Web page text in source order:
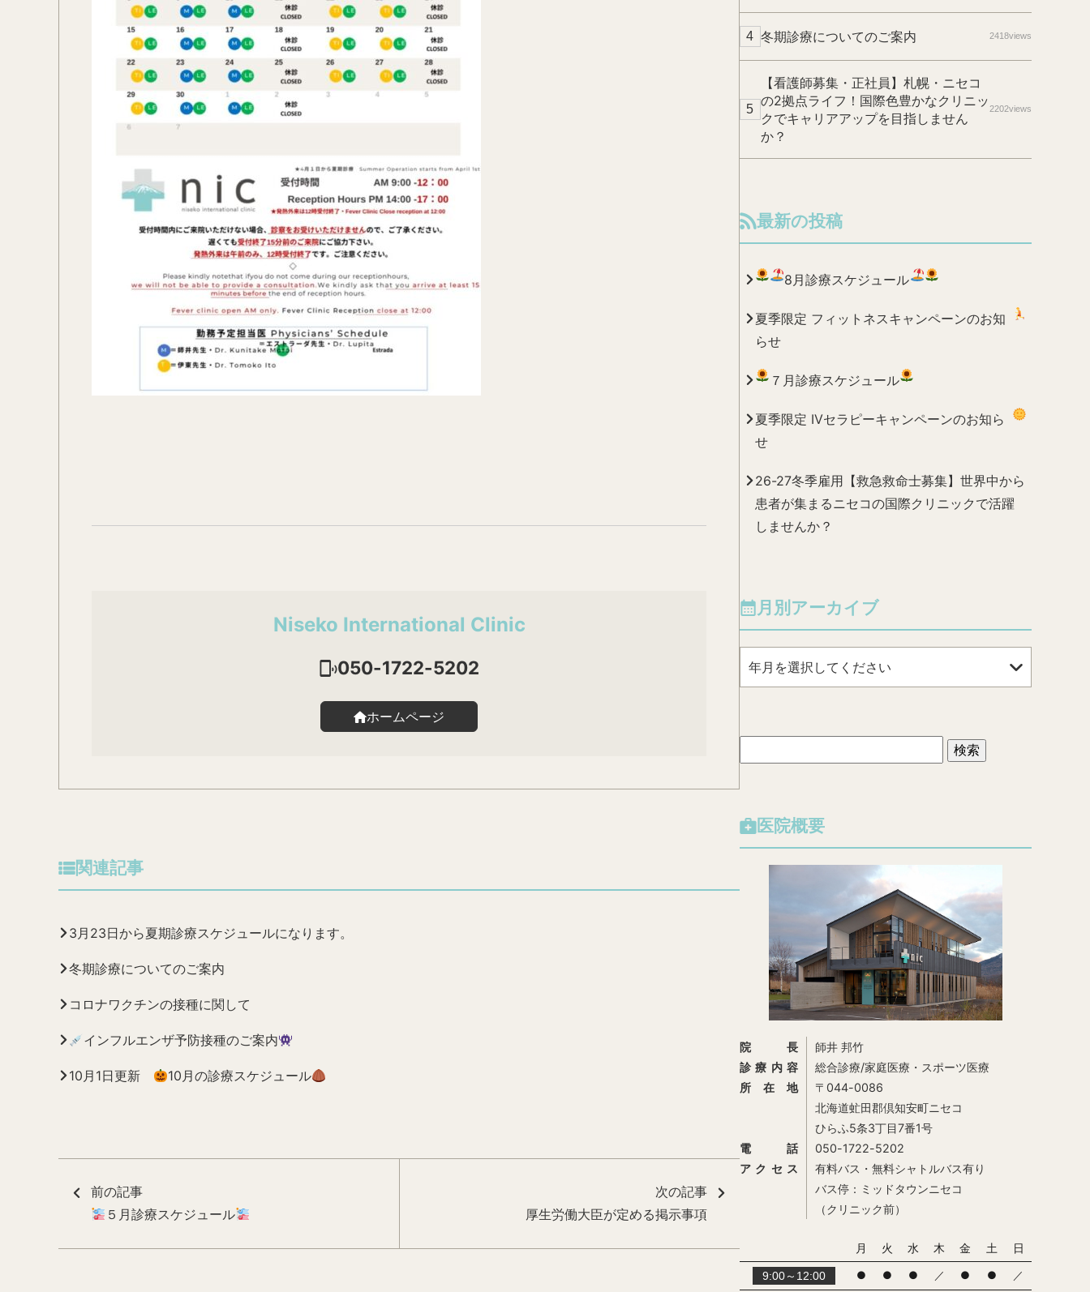
Niseko International Clinic
050-1722-5202
ホームページ
関連記事
3月23日から夏期診療スケジュールになります。
冬期診療についてのご案内
コロナワクチンの接種に関して
インフルエンザ予防接種のご案内
10月1日更新 10月の診療スケジュール
前の記事
５月診療スケジュール
次の記事
厚生労働大臣が定める掲示事項
冬期診療についてのご案内 2418views
【看護師募集・正社員】札幌・ニセコ
の2拠点ライフ！国際色豊かなクリニッ
クでキャリアアップを目指しません
か？
2202views
最新の投稿
8月診療スケジュール
夏季限定 フィットネスキャンペーンのお知
らせ
７月診療スケジュール
夏季限定 IVセラピーキャンペーンのお知ら
せ
26-27冬季雇用【救急救命士募集】世界中から
患者が集まるニセコの国際クリニックで活躍
しませんか？
月別アーカイブ
年月を選択してください
索
:
医院概要
院長
師井 邦竹
診療内容
総合診療/家庭医療・スポーツ医療
所在地
〒044-0086
北海道虻田郡倶知安町ニセコ
ひらふ5条3丁目7番1号
電話
050-1722-5202
アクセス
有料バス・無料シャトルバス有り
バス停：ミッドタウンニセコ
（クリニック前）
月 火 水 木 金 土 日
9:00～12:00 ● ● ● ／ ● ● ／